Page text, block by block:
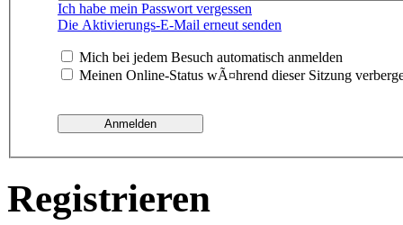
Ich habe mein Passwort vergessen
Die Aktivierungs-E-Mail erneut senden
Mich bei jedem Besuch automatisch anmelden
Meinen Online-Status wÃ¤hrend dieser Sitzung
Registrieren